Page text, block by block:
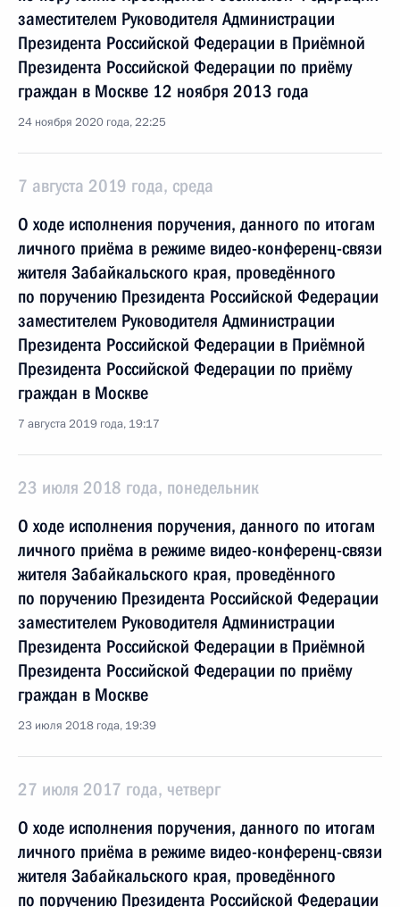
заместителем Руководителя Администрации
Президента Российской Федерации в Приёмной
Президента Российской Федерации по приёму
граждан в Москве 12 ноября 2013 года
24 ноября 2020 года, 22:25
7 августа 2019 года, среда
О ходе исполнения поручения, данного по итогам
личного приёма в режиме видео-конференц-связи
жителя Забайкальского края, проведённого
по поручению Президента Российской Федерации
заместителем Руководителя Администрации
Президента Российской Федерации в Приёмной
Президента Российской Федерации по приёму
граждан в Москве
7 августа 2019 года, 19:17
23 июля 2018 года, понедельник
О ходе исполнения поручения, данного по итогам
личного приёма в режиме видео-конференц-связи
жителя Забайкальского края, проведённого
по поручению Президента Российской Федерации
заместителем Руководителя Администрации
Президента Российской Федерации в Приёмной
Президента Российской Федерации по приёму
граждан в Москве
23 июля 2018 года, 19:39
27 июля 2017 года, четверг
О ходе исполнения поручения, данного по итогам
личного приёма в режиме видео-конференц-связи
жителя Забайкальского края, проведённого
по поручению Президента Российской Федерации